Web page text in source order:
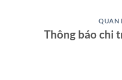
QUAN
Thông báo chi